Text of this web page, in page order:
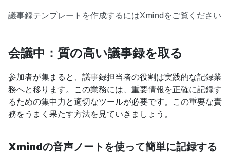
議事録テンプレートを作成するにはXmindをご覧ください
会議中：質の高い議事録を取る
参加者が集まると、議事録担当者の役割は実践的な記録業
務へと移ります。この業務には、重要情報を正確に記録す
るための集中力と適切なツールが必要です。この重要な責
務をうまく果たす方法を見ていきましょう。
Xmindの音声ノートを使って簡単に記録する